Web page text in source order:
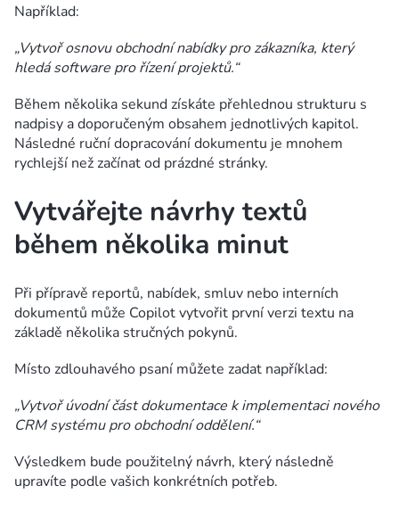
Například:
„Vytvoř osnovu obchodní nabídky pro zákazníka, který
hledá software pro řízení projektů.“
Během několika sekund získáte přehlednou strukturu s
nadpisy a doporučeným obsahem jednotlivých kapitol.
Následné ruční dopracování dokumentu je mnohem
rychlejší než začínat od prázdné stránky.
Vytvářejte návrhy textů
během několika minut
Při přípravě reportů, nabídek, smluv nebo interních
dokumentů může Copilot vytvořit první verzi textu na
základě několika stručných pokynů.
Místo zdlouhavého psaní můžete zadat například:
„Vytvoř úvodní část dokumentace k implementaci nového
CRM systému pro obchodní oddělení.“
Výsledkem bude použitelný návrh, který následně
upravíte podle vašich konkrétních potřeb.